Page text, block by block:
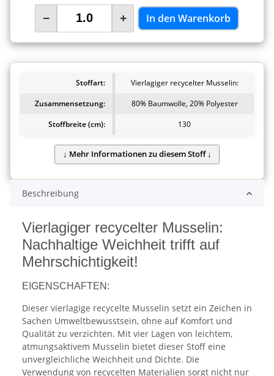
− + In den Warenkorb
Stoffart:
Vierlagiger recycelter Musselin:
Zusammensetzung:
80% Baumwolle, 20% Polyester
Stoffbreite (cm):
130
Beschreibung
Vierlagiger recycelter Musselin:
Nachhaltige Weichheit trifft auf
Mehrschichtigkeit!
EIGENSCHAFTEN:
Dieser vierlagige recycelte Musselin setzt ein Zeichen in
Sachen Umweltbewusstsein, ohne auf Komfort und
Qualität zu verzichten. Mit vier Lagen von leichtem,
atmungsaktivem Musselin bietet dieser Stoff eine
unvergleichliche Weichheit und Dichte. Die
Verwendung von recycelten Materialien sorgt nicht nur